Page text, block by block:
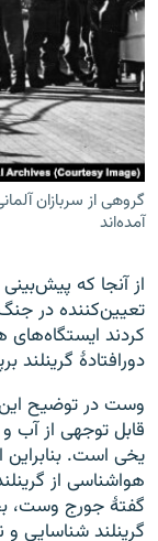
گروهی از سربازان
آمده‌اند
از آنجا که
تعیین‌کننده در
کردند
دورافتادۀ گرینلند
وست در توضیح
قابل توجهی از آب
یخی است.
هواشناسی از
گفتۀ جورج وست،
گرینلند شناسایی